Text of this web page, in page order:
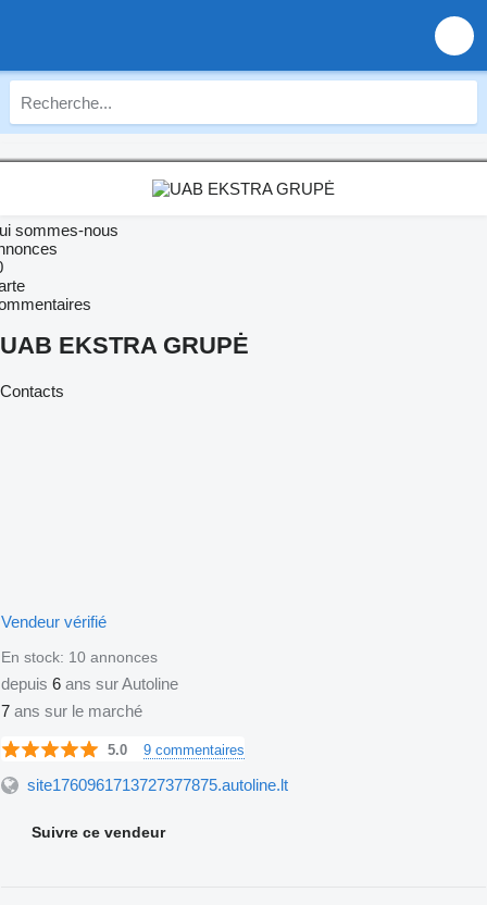
sommes-nous
UAB EKSTRA GRUPĖ
Contacts
Vendeur vérifié
En stock: 10 annonces
depuis 6 ans sur Autoline
7 ans sur le marché
5.0 9 commentaires
site1760961713727377875.autoline.lt
Suivre ce vendeur